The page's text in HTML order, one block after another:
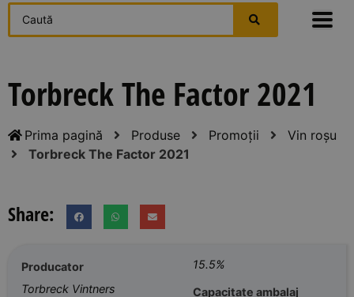
Torbreck The Factor 2021
Prima pagină Produse Promoții
Vin roșu
Torbreck The Factor 2021
Share:
Producator
Torbreck Vintners
15.5%
Capacitate ambalaj